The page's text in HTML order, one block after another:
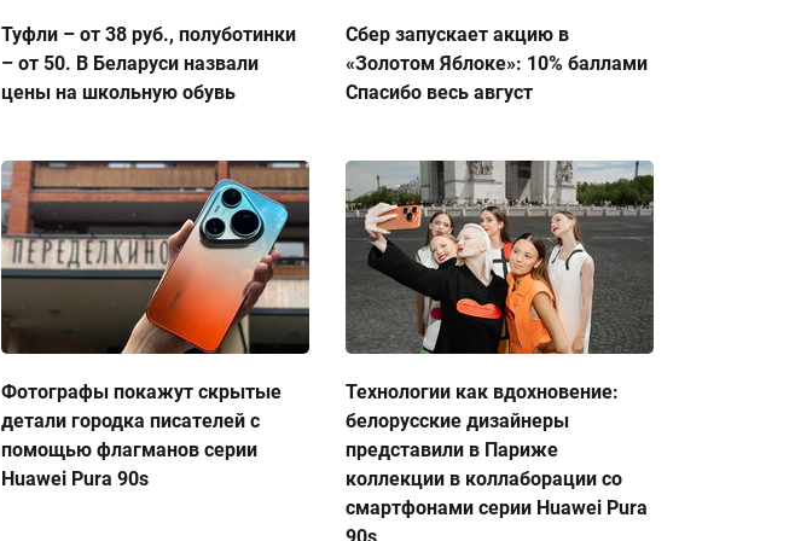
Туфли – от 38 руб., полуботинки
– от 50. В Беларуси назвали
цены на школьную обувь
Сбер запускает акцию в
«Золотом Яблоке»: 10% баллами
Спасибо весь август
Фотографы покажут скрытые
детали городка писателей с
помощью флагманов серии
Huawei Pura 90s
Технологии как вдохновение:
белорусские дизайнеры
представили в Париже
коллекции в коллаборации со
смартфонами серии Huawei Pura